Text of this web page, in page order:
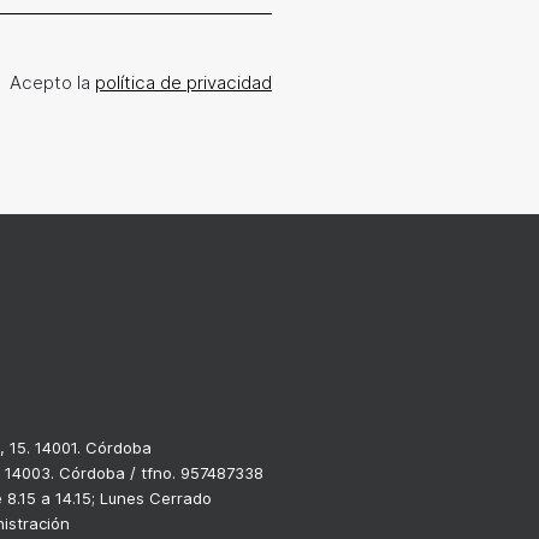
Acepto la política de privacidad
14001. Córdoba
Córdoba / tfno. 957487338
a 14.15; Lunes Cerrado